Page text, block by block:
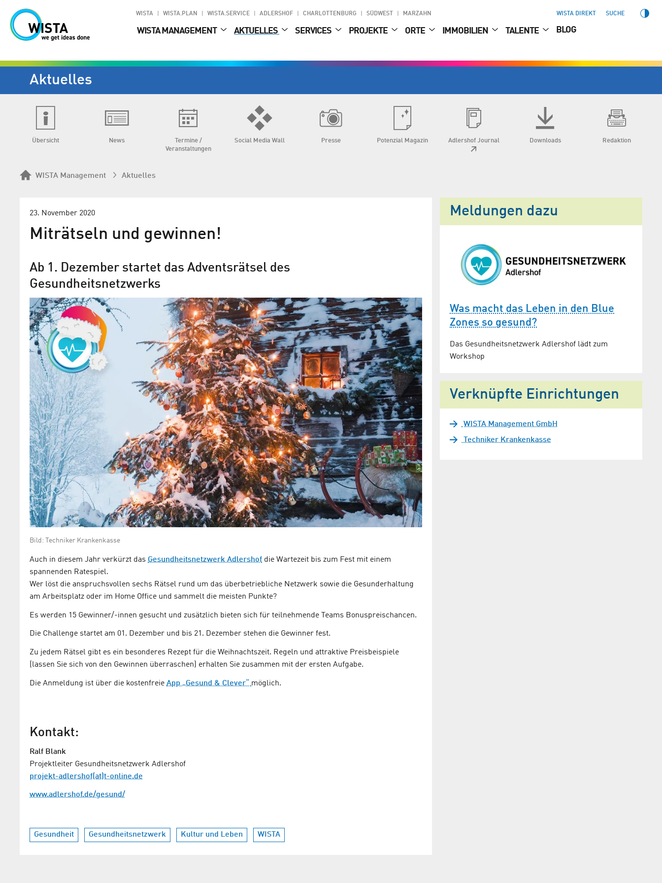
WISTA WISTA.PLAN WISTA.SERVICE ADLERSHOF CHARLOTTENBURG SÜDWEST MARZAHN WISTA DIREKT SUCHE
WISTA MANAGEMENT AKTUELLES SERVICES PROJEKTE ORTE IMMOBILIEN TALENTE BLOG
Aktuelles
Übersicht News
Termine /
Veranstaltungen
Social Media Wall Presse Potenzial Magazin Adlershof Journal Downloads Redaktion
WISTA Management Aktuelles
23. November 2020
Miträtseln und gewinnen!
Ab 1. Dezember startet das Adventsrätsel des
Gesundheitsnetzwerks
Bild: Techniker Krankenkasse
Auch in diesem Jahr verkürzt das Gesundheitsnetzwerk Adlershof die Wartezeit bis zum Fest mit einem
spannenden Ratespiel.
Wer löst die anspruchsvollen sechs Rätsel rund um das überbetriebliche Netzwerk sowie die Gesunderhaltung
am Arbeitsplatz oder im Home Office und sammelt die meisten Punkte?
Es werden 15 Gewinner/-innen gesucht und zusätzlich bieten sich für teilnehmende Teams Bonuspreischancen.
Die Challenge startet am 01. Dezember und bis 21. Dezember stehen die Gewinner fest.
Zu jedem Rätsel gibt es ein besonderes Rezept für die Weihnachtszeit. Regeln und attraktive Preisbeispiele
(lassen Sie sich von den Gewinnen überraschen) erhalten Sie zusammen mit der ersten Aufgabe.
Die Anmeldung ist über die kostenfreie App „Gesund & Clever“ möglich.
Kontakt:
Ralf Blank
Projektleiter Gesundheitsnetzwerk Adlershof
projekt-adlershof(at)t-online.de
www.adlershof.de/gesund/
Gesundheit Gesundheitsnetzwerk Kultur und Leben WISTA
Meldungen dazu
Was macht das Leben in den Blue
Zones so gesund?
Das Gesundheitsnetzwerk Adlershof lädt zum
Workshop
Verknüpfte Einrichtungen
WISTA Management GmbH
Techniker Krankenkasse